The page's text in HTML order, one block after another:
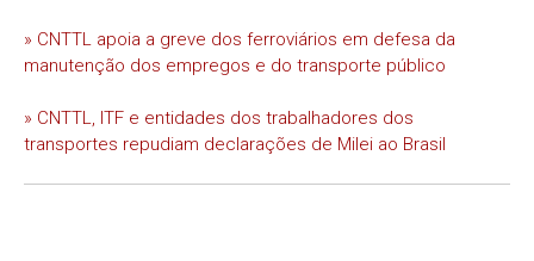
» CNTTL apoia a greve dos ferroviários em defesa da
manutenção dos empregos e do transporte público
» CNTTL, ITF e entidades dos trabalhadores dos
transportes repudiam declarações de Milei ao Brasil